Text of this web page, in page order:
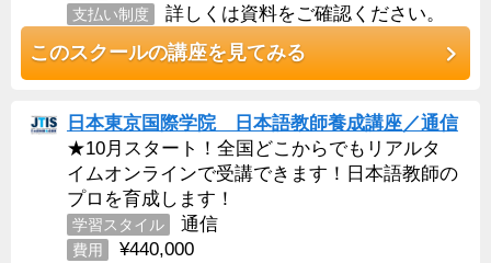
支払い制度 詳しくは資料をご確認ください。
このスクールの講座を見てみる
日本東京国際学院 日本語教師養成講座／通信
★10月スタート！全国どこからでもリアルタ
イムオンラインで受講できます！日本語教師の
プロを育成します！
学習スタイル 通信
費用 ¥440,000